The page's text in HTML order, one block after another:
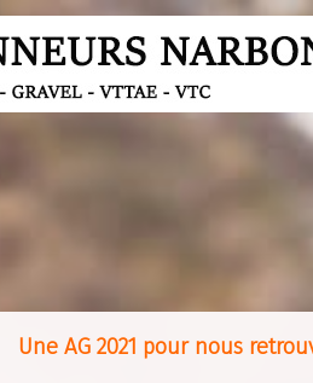
Une AG 2021 pour nous